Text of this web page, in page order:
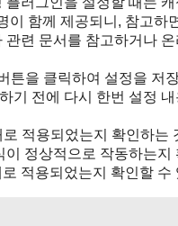
이 함께 제공되니, 참고하
련 문서를 참고하거나
튼을 클릭하여 설정을 저
기 전에 다시 한번 설정
적용되었는지 확인하는
정상적으로 작동하는지
적용되었는지 확인할 수